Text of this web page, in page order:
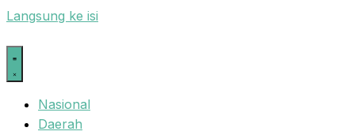
Langsung ke isi
Nasional
Daerah